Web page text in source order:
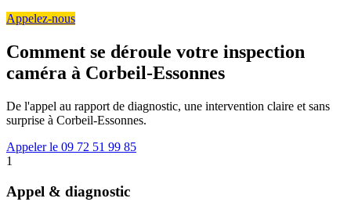
Appelez-nous
Comment se déroule votre inspection
caméra à Corbeil-Essonnes
De l'appel au rapport de diagnostic, une intervention claire et sans
surprise à Corbeil-Essonnes.
Appeler le 09 72 51 99 85
1
Appel & diagnostic